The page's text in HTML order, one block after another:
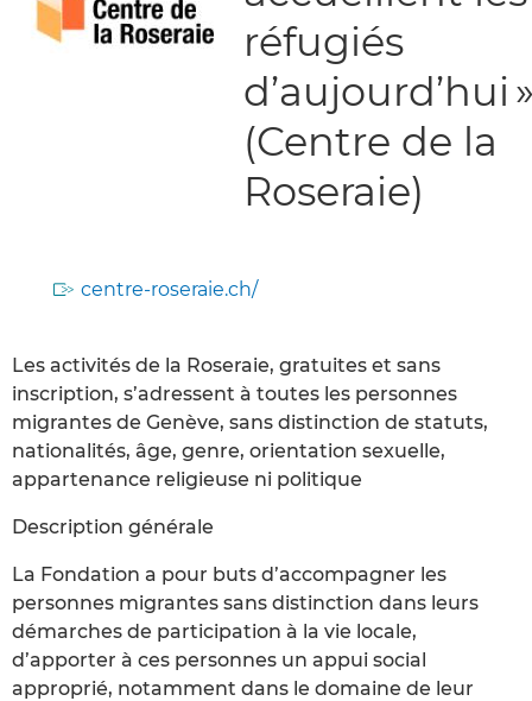
réfugiés
d’aujourd’hui
(Centre de la
Roseraie)
centre-roseraie.ch/
Les activités de la Roseraie, gratuites et sans
inscription, s’adressent à toutes les personnes
migrantes de Genève, sans distinction de statuts,
nationalités, âge, genre, orientation sexuelle,
appartenance religieuse ni politique
Description générale
La Fondation a pour buts d’accompagner les
personnes migrantes sans distinction dans leurs
démarches de participation à la vie locale,
d’apporter à ces personnes un appui social
approprié, notamment dans le domaine de leur